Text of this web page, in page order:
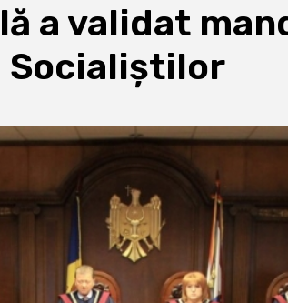
a validat
Socialiștilor